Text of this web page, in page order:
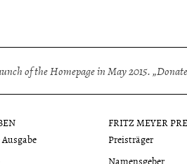
of the Homepage in May 2015.
FRITZ MEYER
Preisträger
Namensgeber